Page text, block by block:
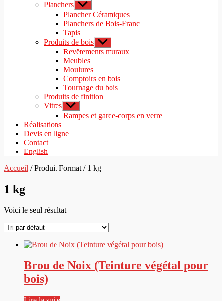
Planchers Afficher
le
sous-
menu
Plancher Céramiques
Planchers de Bois-Franc
Tapis
Produits de bois Afficher
le
sous-
Revêtements muraux
Meubles
Moulures
Comptoirs en bois
Tournage du bois
Produits de finition
Vitres Afficher
le
sous-
Rampes et garde-corps en verre
Réalisations
Devis en ligne
Contact
English
Accueil / Produit Format / 1 kg
1 kg
Voici le seul résultat
Brou de Noix (Teinture végétal pour
bois)